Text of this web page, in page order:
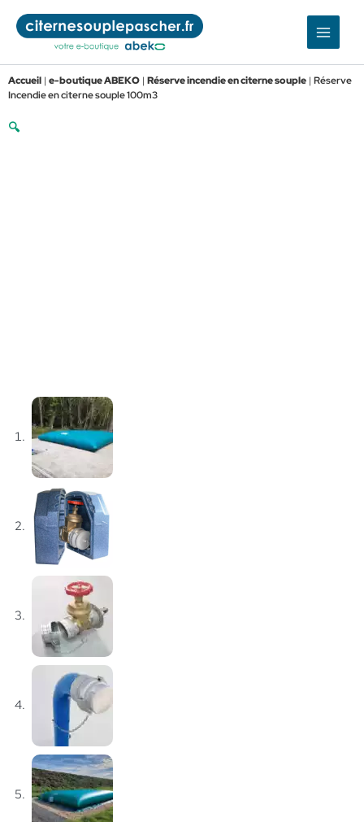
contenu
Accueil | e-boutique ABEKO | Réserve incendie en citerne souple | Réserve
Incendie en citerne souple 100m3
🔍